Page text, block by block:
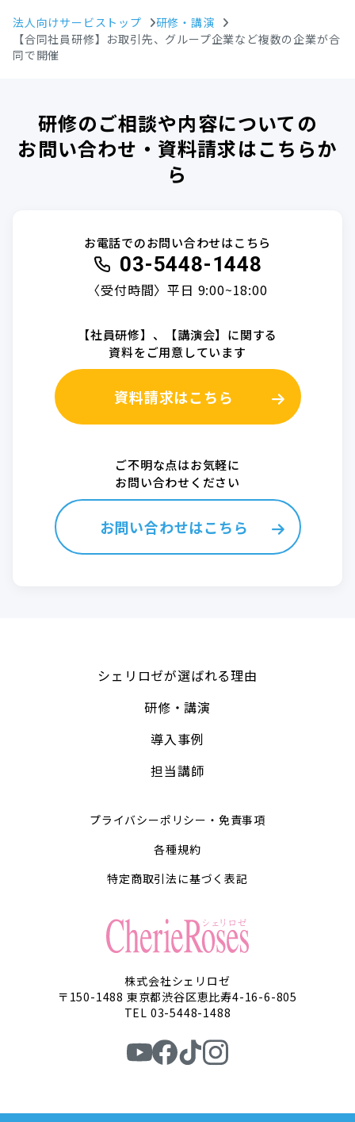
法人向けサービストップ
研修・講演
【合同社員研修】お取引先、グループ企業など複数の企業が合
同で開催
研修のご相談や内容についての
お問い合わせ・資料請求はこちらか
ら
お電話でのお問い合わせはこちら
03-5448-1448
〈受付時間〉平日 9:00~18:00
【社員研修】、【講演会】に関する
資料をご用意しています
資料請求はこちら
ご不明な点はお気軽に
お問い合わせください
お問い合わせはこちら
シェリロゼが選ばれる理由
研修・講演
導入事例
担当講師
プライバシーポリシー・免責事項
各種規約
特定商取引法に基づく表記
株式会社シェリロゼ
〒150-1488 東京都渋谷区恵比寿4-16-6-805
TEL 03-5448-1488